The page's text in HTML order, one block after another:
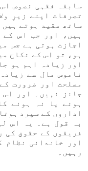
سابقہ فقہی نصوص
تصرفات اپنے زیرِ
ساتھ مقید ہوتے
ہیں، اور جب اس
اجازت ہوتی ہے جس
ہو، تو اس کے نکاح
اور زیادہ اہم ہو
ناموس مال سے
مصلحت اور ضرورت
جائز نہیں۔ اور
ہونے یا نہ ہونے
اداروں کے سپرد
بہ قول ہے۔ یہ اس
فریقوں کے حقوق کی
اور خاندانی نظام
رہیں۔